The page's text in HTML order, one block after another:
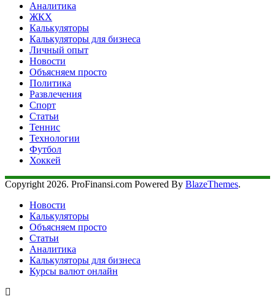
Аналитика
ЖКХ
Калькуляторы
Калькуляторы для бизнеса
Личный опыт
Новости
Объясняем просто
Политика
Развлечения
Спорт
Статьи
Теннис
Технологии
Футбол
Хоккей
Copyright 2026. ProFinansi.com Powered By BlazeThemes.
Новости
Калькуляторы
Объясняем просто
Статьи
Аналитика
Калькуляторы для бизнеса
Курсы валют онлайн